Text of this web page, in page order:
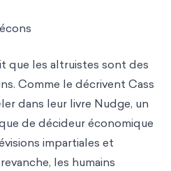
que les altruistes sont des
Comme le décrivent Cass
ler dans leur livre Nudge, un
de décideur économique
impartiales et
les humains